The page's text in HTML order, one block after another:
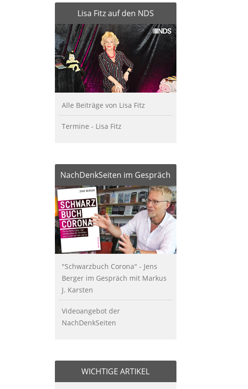
Lisa Fitz auf den NDS
Alle Beiträge von Lisa Fitz
Termine - Lisa Fitz
NachDenkSeiten im Gespräch
"Schwarzbuch Corona" - Jens
Berger im Gespräch mit Markus
J. Karsten
Videoangebot der
NachDenkSeiten
WICHTIGE ARTIKEL